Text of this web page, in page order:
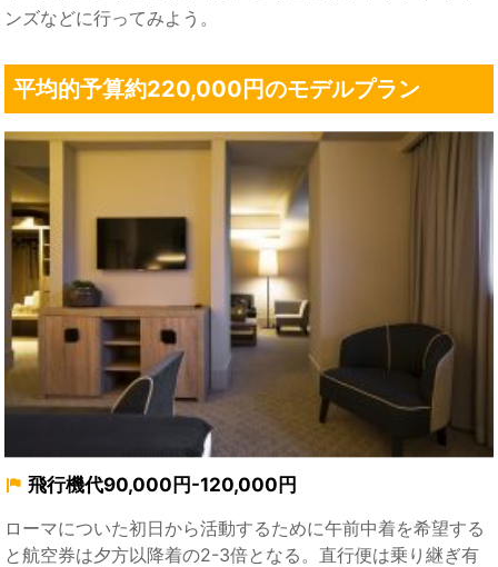
ンズなどに行ってみよう。
平均的予算約220,000円のモデルプラン
飛行機代90,000円-120,000円
ローマについた初日から活動するために午前中着を希望する
と航空券は夕方以降着の2-3倍となる。直行便は乗り継ぎ有